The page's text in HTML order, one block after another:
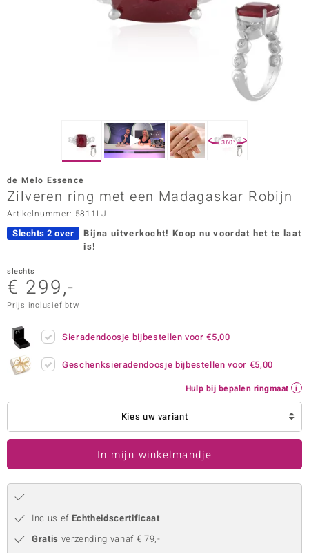
Vogue
in Italy
Paraíso
Collection
360°
de Melo Essence
Zilveren ring met een Madagaskar Robijn
Artikelnummer: 5811LJ
Slechts 2 over Bijna uitverkocht! Koop nu voordat het te laat
is!
slechts
€ 299,-
Prijs inclusief btw
Sieradendoosje bijbestellen voor€5,00
Geschenksieradendoosje bijbestellen voor €5,00
Hulp bij bepalen ringmaat
Kies uw variant
In mijn winkelmandje
Inclusief Echtheidscertificaat
Gratis verzending vanaf € 79,-